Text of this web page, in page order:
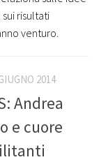
risultati
venturo.
2014
Andrea
e cuore